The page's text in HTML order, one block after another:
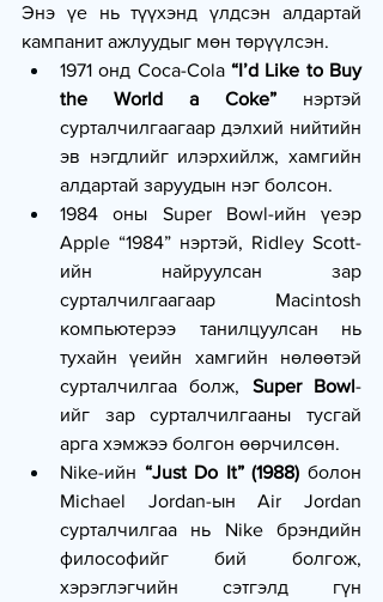
Энэ үе нь түүхэнд үлдсэн алдартай
кампанит ажлуудыг мөн төрүүлсэн.
1971 онд Coca-Cola “I’d Like to Buy
the World a Coke” нэртэй
сурталчилгаагаар дэлхий нийтийн
эв нэгдлийг илэрхийлж, хамгийн
алдартай заруудын нэг болсон.
1984 оны Super Bowl-ийн үеэр
Apple “1984” нэртэй, Ridley Scott-
ийн найруулсан зар
сурталчилгаагаар Macintosh
компьютерээ танилцуулсан нь
тухайн үеийн хамгийн нөлөөтэй
сурталчилгаа болж, Super Bowl-
ийг зар сурталчилгааны тусгай
арга хэмжээ болгон өөрчилсөн.
Nike-ийн “Just Do It” (1988) болон
Michael Jordan-ын Air Jordan
сурталчилгаа нь Nike брэндийн
философийг бий болгож,
хэрэглэгчийн сэтгэлд гүн